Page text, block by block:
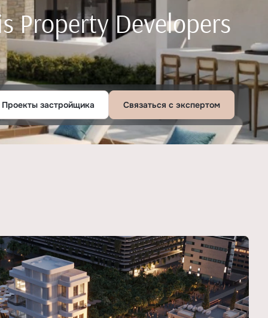
Property Developers
Проекты застройщика Связаться с экспертом